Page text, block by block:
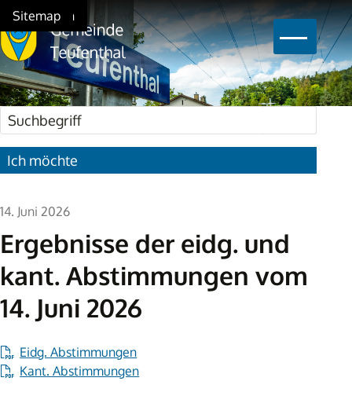
Navigieren in Teufenthal
Schnellnavigation
Home
Navigation
Inhalt
Suche
Sitemap
Suchbegriff
Suche
Ich möchte
Ergebnisse der eidg. und
kant. Abstimmungen vom
14. Juni 2026
14. Juni 2026
Eidg. Abstimmungen
Kant. Abstimmungen